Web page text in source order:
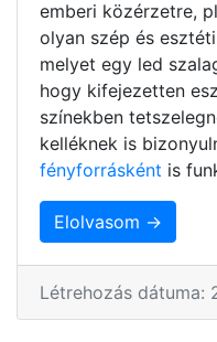
emberi közérzetre,
olyan szép és
melyet egy led
hogy kifejezetten
színekben
kelléknek is
fényforrásként is
Elolvasom →
Létrehozás dátuma: